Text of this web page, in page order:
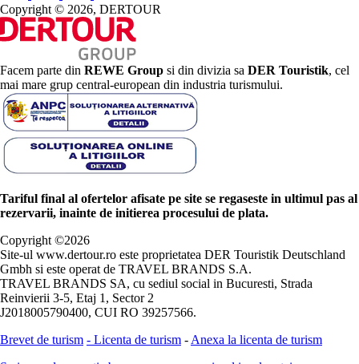
Copyright © 2026, DERTOUR
Facem parte din REWE Group si din divizia sa DER Touristik, cel
mai mare grup central-european din industria turismului.
Tariful final al ofertelor afisate pe site se regaseste in ultimul pas al
rezervarii, inainte de initierea procesului de plata.
Copyright ©2026
Site-ul www.dertour.ro este proprietatea DER Touristik Deutschland
Gmbh si este operat de TRAVEL BRANDS S.A.
TRAVEL BRANDS SA, cu sediul social in Bucuresti, Strada
Reinvierii 3-5, Etaj 1, Sector 2
J2018005790400, CUI RO 39257566.
Brevet de turism - Licenta de turism - Anexa la licenta de turism